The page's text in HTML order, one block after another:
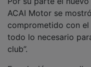
ACAI Motor se
comprometido con el
todo lo necesario
club”.